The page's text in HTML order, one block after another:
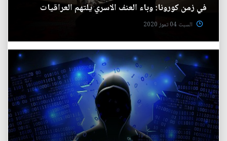
في زمن كورونا: وباء العنف الاسري يلتهم العراقيات
السبت 04 تموز 2020